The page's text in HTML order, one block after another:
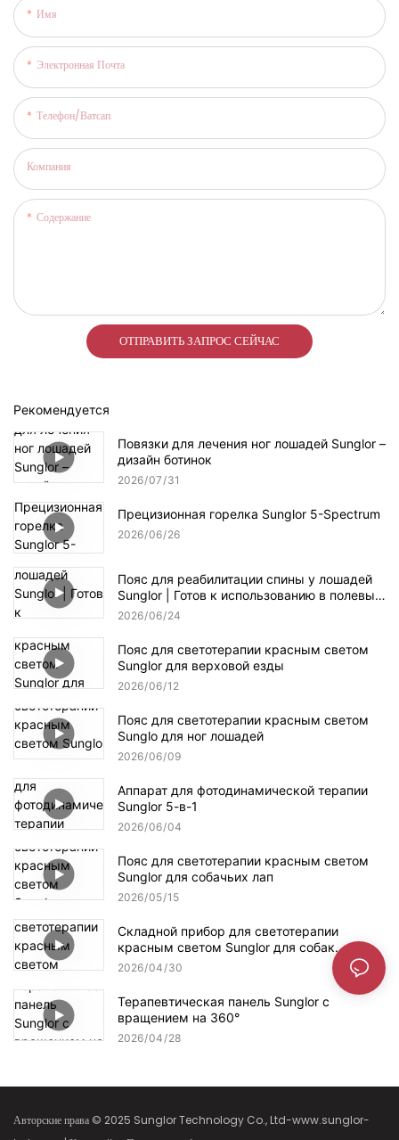
Имя
Электронная Почта
Телефон/ватсап
Компания
Содержание
ОТПРАВИТЬ ЗАПРОС СЕЙЧАС
Рекомендуется
Повязки для лечения ног лошадей Sunglor –
дизайн ботинок
2026 07 31
Прецизионная горелка Sunglor 5-Spectrum
2026 06 26
Пояс для реабилитации спины у лошадей
Sunglor | Готов к использованию в полевых
условиях
2026 06 24
Пояс для светотерапии красным светом
Sunglor для верховой езды
2026 06 12
Пояс для светотерапии красным светом
Sunglo для ног лошадей
2026 06 09
Аппарат для фотодинамической терапии
Sunglor 5-в-1
2026 06 04
Пояс для светотерапии красным светом
Sunglor для собачьих лап
2026 05 15
Складной прибор для светотерапии
красным светом Sunglor для собак.
2026 04 30
Терапевтическая панель Sunglor с
вращением на 360°
2026 04 28
Авторские права © 2025 Sunglor Technology Co., Ltd-www.sunglor-